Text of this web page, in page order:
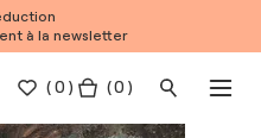
à la newsletter
(0 ) ( 0 )